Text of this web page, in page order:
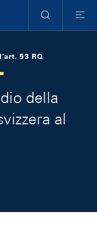
Ricerca
Menu
53 RQ
della
al